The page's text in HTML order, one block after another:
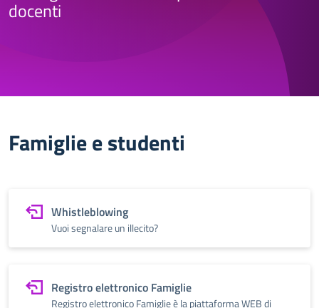
docenti
Famiglie e studenti
Whistleblowing
Vuoi segnalare un illecito?
Registro elettronico Famiglie
Registro elettronico Famiglie è la piattaforma WEB di